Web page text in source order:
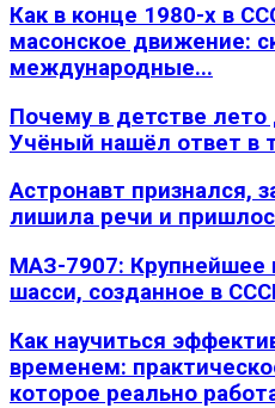
Как в конце 1980-х в
масонское движение:
международные...
Почему в детстве лето
Учёный нашёл ответ в
Астронавт признался,
лишила речи и
МАЗ-7907: Крупнейшее
шасси, созданное в
Как научиться
временем:
которое реально